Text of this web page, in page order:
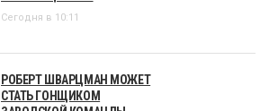
Сегодня в 10:11
РОБЕРТ ШВАРЦМАН МОЖЕТ
СТАТЬ ГОНЩИКОМ